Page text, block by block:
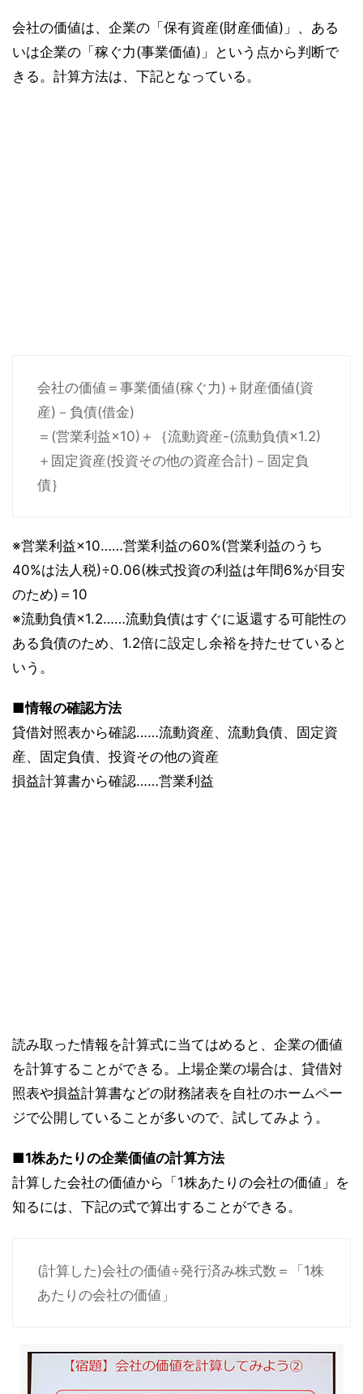
会社の価値は、企業の「保有資産(財産価値)」、ある
いは企業の「稼ぐ力(事業価値)」という点から判断で
きる。計算方法は、下記となっている。
会社の価値＝事業価値(稼ぐ力)＋財産価値(資
産)－負債(借金)
＝(営業利益×10)＋｛流動資産-(流動負債×1.2)
＋固定資産(投資その他の資産合計)－固定負
債｝
※営業利益×10……営業利益の60%(営業利益のうち
40%は法人税)÷0.06(株式投資の利益は年間6%が目安
のため)＝10
※流動負債×1.2……流動負債はすぐに返還する可能性の
ある負債のため、1.2倍に設定し余裕を持たせていると
いう。
■情報の確認方法
貸借対照表から確認……流動資産、流動負債、固定資
産、固定負債、投資その他の資産
損益計算書から確認……営業利益
読み取った情報を計算式に当てはめると、企業の価値
を計算することができる。上場企業の場合は、貸借対
照表や損益計算書などの財務諸表を自社のホームペー
ジで公開していることが多いので、試してみよう。
■1株あたりの企業価値の計算方法
計算した会社の価値から「1株あたりの会社の価値」を
知るには、下記の式で算出することができる。
(計算した)会社の価値÷発行済み株式数＝「1株
あたりの会社の価値」